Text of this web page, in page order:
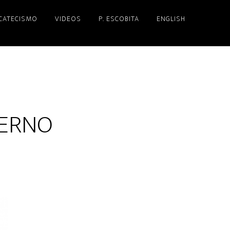
VIDEOS P. ESCOBITA ENGLISH